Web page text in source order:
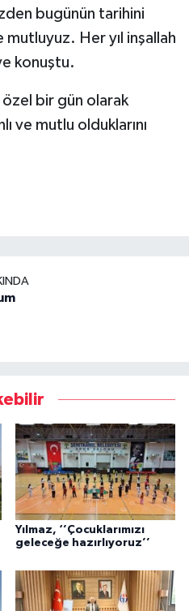
bugünün tarihini
Her yıl inşallah
konuştu.
bir gün olarak
ve mutlu olduklarını
Yılmaz, ‘’Çocuklarımızı
geleceğe hazırlıyoruz’’